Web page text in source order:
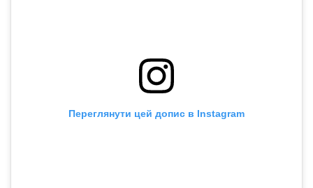
Переглянути цей допис в Instagram